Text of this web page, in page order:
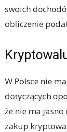
swoich
obliczenie
W Polsce nie
dotyczących
że nie ma
zakup